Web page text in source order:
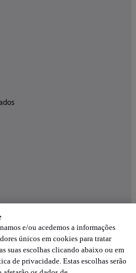
a aplicação
e/ou acedemos a informações
únicos em cookies para tratar
suas escolhas clicando abaixo ou em
de privacidade. Estas escolhas serão